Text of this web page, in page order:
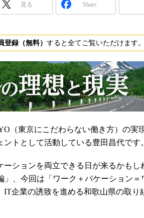
見る Share
登録（無料） すると全てご覧いただけます。
（東京にこだわらない働き方）の実
トとして活動している豊田昌代です。
ションを両立できる日が来るかもし
、今回は「ワーク＋バケーション＝
企業の誘致を進める和歌山県の取り